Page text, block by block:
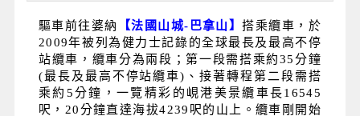
驅車前往婆納 【法國山城- 巴拿山】搭乘纜車，於
2009年被列為健力士記錄的全球最長及最高不停
站纜車，纜車分為兩段；第一段需搭乘約35分鐘
(最長及最高不停站纜車)、接著轉程第二段需搭
乘約5分鐘，一覽精彩的峴港美景纜車長16545
呎，20分鐘直達海拔4239呎的山上。纜車剛開始